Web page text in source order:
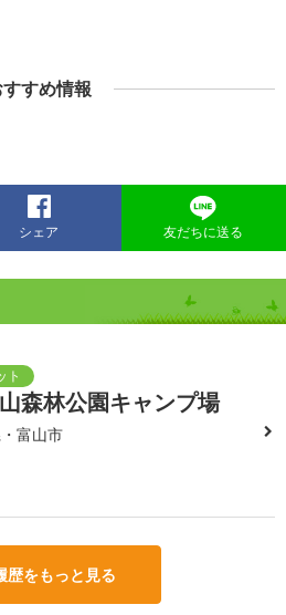
すめ情報
シェア 友だちに送る
森林公園キャンプ場
富山市
歴をもっと見る